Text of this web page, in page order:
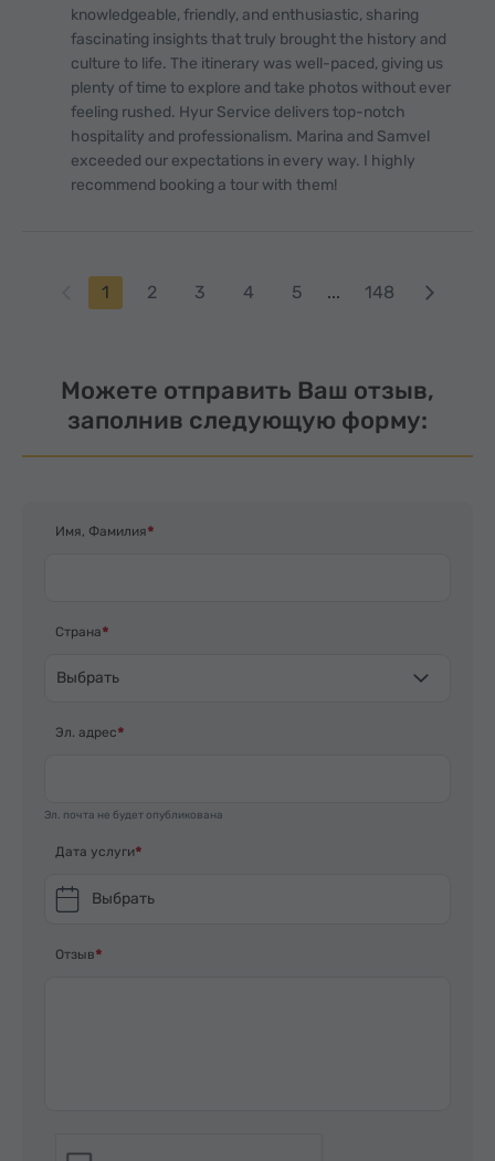
knowledgeable, friendly, and enthusiastic, sharing
fascinating insights that truly brought the history and
culture to life. The itinerary was well-paced, giving us
plenty of time to explore and take photos without ever
feeling rushed. Hyur Service delivers top-notch
hospitality and professionalism. Marina and Samvel
exceeded our expectations in every way. I highly
recommend booking a tour with them!
1 2 3 4 5 ... 148
Можете отправить Ваш отзыв,
заполнив следующую форму:
Имя, Фамилия
Страна
Выбрать
Эл. адрес
Эл. почта не будет опубликована
Дата услуги
Выбрать
Отзыв